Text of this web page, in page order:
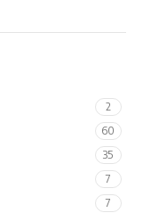
2
60
35
7
7